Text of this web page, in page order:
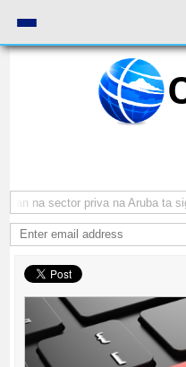
na sector priva na Aruba ta